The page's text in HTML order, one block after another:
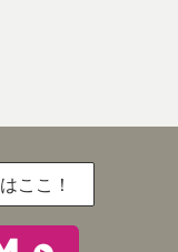
ここ！